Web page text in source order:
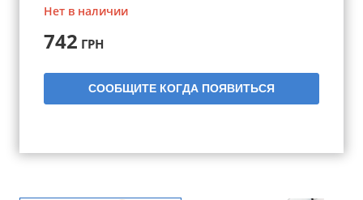
Нет в наличии
742 ГРН
СООБЩИТЕ КОГДА ПОЯВИТЬСЯ